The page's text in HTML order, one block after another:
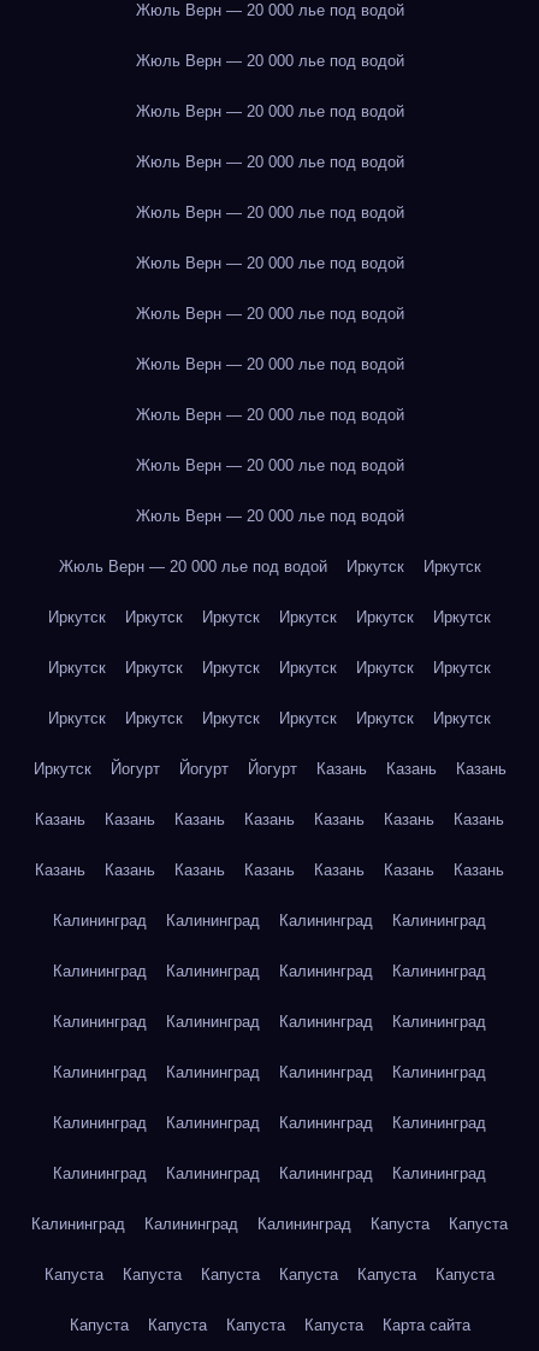
Жюль Верн — 20 000 лье под водой
Жюль Верн — 20 000 лье под водой
Жюль Верн — 20 000 лье под водой
Жюль Верн — 20 000 лье под водой
Жюль Верн — 20 000 лье под водой
Жюль Верн — 20 000 лье под водой
Жюль Верн — 20 000 лье под водой
Жюль Верн — 20 000 лье под водой
Жюль Верн — 20 000 лье под водой
Жюль Верн — 20 000 лье под водой
Жюль Верн — 20 000 лье под водой
Жюль Верн — 20 000 лье под водой Иркутск Иркутск
Иркутск Иркутск Иркутск Иркутск Иркутск Иркутск
Иркутск Иркутск Иркутск Иркутск Иркутск Иркутск
Иркутск Иркутск Иркутск Иркутск Иркутск Иркутск
Иркутск Йогурт Йогурт Йогурт Казань Казань Казань
Казань Казань Казань Казань Казань Казань Казань
Казань Казань Казань Казань Казань Казань Казань
Калининград Калининград Калининград Калининград
Калининград Калининград Калининград Калининград
Калининград Калининград Калининград Калининград
Калининград Калининград Калининград Калининград
Калининград Калининград Калининград Калининград
Калининград Калининград Калининград Калининград
Калининград Калининград Калининград Капуста Капуста
Капуста Капуста Капуста Капуста Капуста Капуста
Капуста Капуста Капуста Капуста Карта сайта